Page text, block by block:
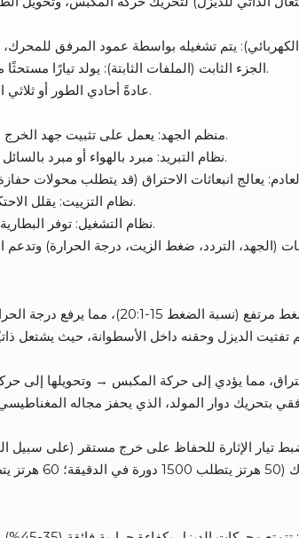
حلول المولدات الكهربائية في أوروبا: مولدات ديزل من شركة ONEW POWER مزودة بمحركات كوبوتا
الجزء الثابت (الملفات الثابتة): يولد تيارًا مستحثًا من خلال الحث الكهرومغناطيسي.
الإخراج: تيار متناوب (AC)، عادةً أحادي الطور أو ثلاثي الطور.
منظم الجهد: يعمل على تثبيت جهد الخرج عن طريق التحكم في تيار الإثارة.
نظام التبريد: مبرد بالهواء أو مبرد بالسائل لمنع ارتفاع درجة حرارة المحرك.
نظام التزييت: يقلل الاحتكاك والتآكل في مكونات المحرك.
نظام التشغيل: توفر البطارية + محرك التشغيل الطاقة الأولية.